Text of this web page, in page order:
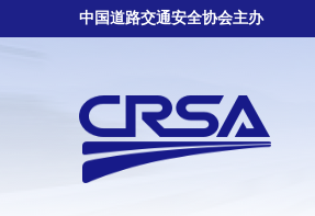
中国道路交通安全协会主办